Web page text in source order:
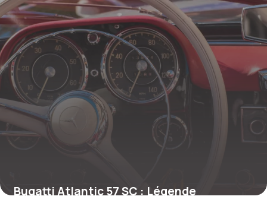
Bugatti Atlantic 57 SC : Légende